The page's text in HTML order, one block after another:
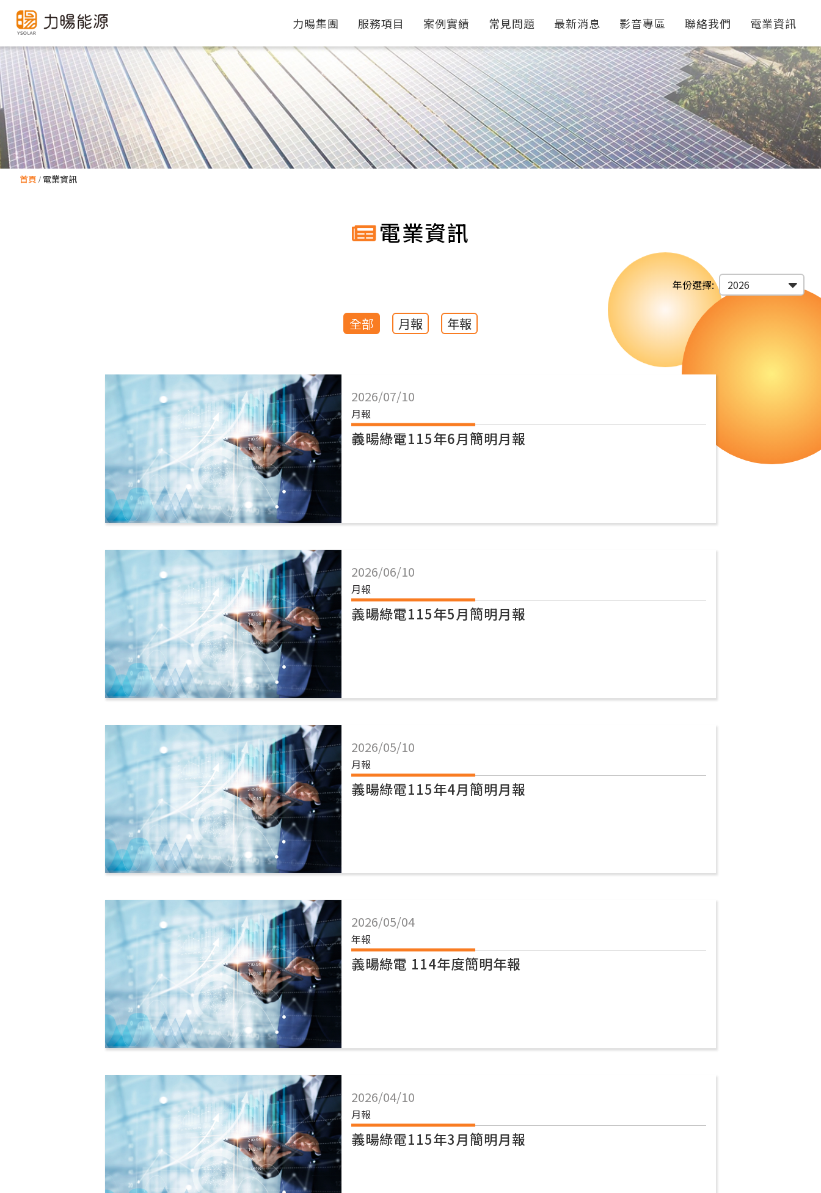
力暘集團 服務項目 案例實績 常見問題 最新消息 影音專區 聯絡我們 電業資訊
首頁 電業資訊
電業資訊
年份選擇:
全部 月報 年報
2026/07/10
月報
義暘綠電115年6月簡明月報
2026/06/10
月報
義暘綠電115年5月簡明月報
2026/05/10
月報
義暘綠電115年4月簡明月報
2026/05/04
年報
義暘綠電 114年度簡明年報
2026/04/10
月報
義暘綠電115年3月簡明月報